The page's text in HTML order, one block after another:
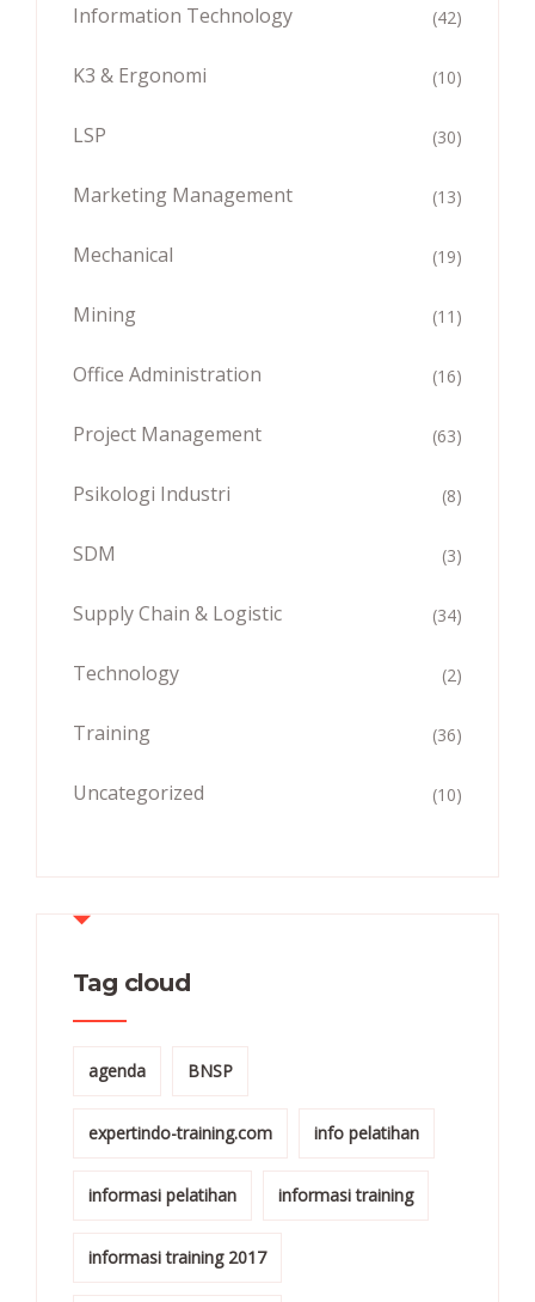
Information Technology (42)
K3 & Ergonomi (10)
LSP (30)
Marketing Management (13)
Mechanical (19)
Mining (11)
Office Administration (16)
Project Management (63)
Psikologi Industri (8)
SDM (3)
Supply Chain & Logistic (34)
Technology (2)
Training (36)
Uncategorized (10)
Tag cloud
agenda BNSP
expertindo-training.com info pelatihan
informasi pelatihan informasi training
informasi training 2017